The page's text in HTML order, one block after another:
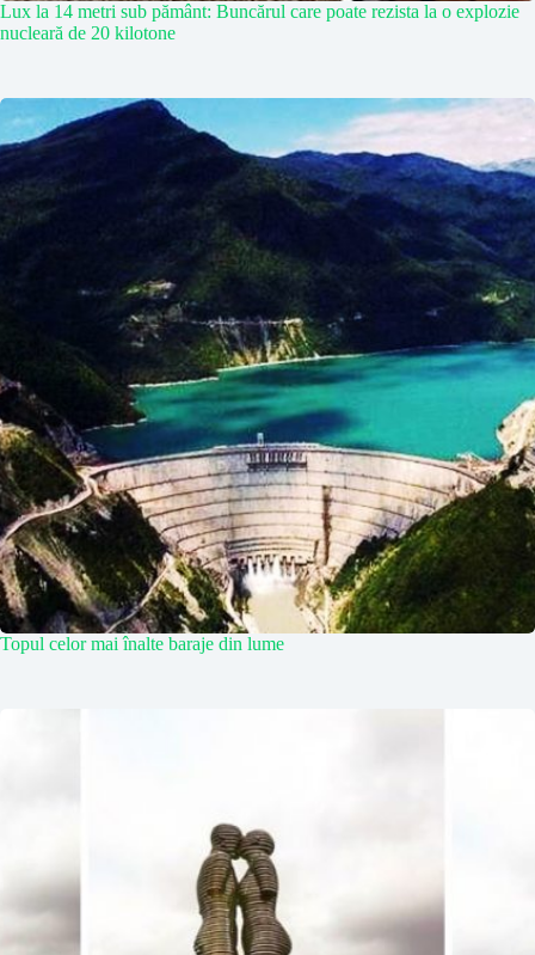
Lux la 14 metri sub pământ: Buncărul care poate rezista la o explozie
nucleară de 20 kilotone
Topul celor mai înalte baraje din lume